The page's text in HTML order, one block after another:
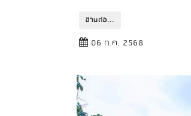
อ่านต่อ...
06 ก.ค. 2568